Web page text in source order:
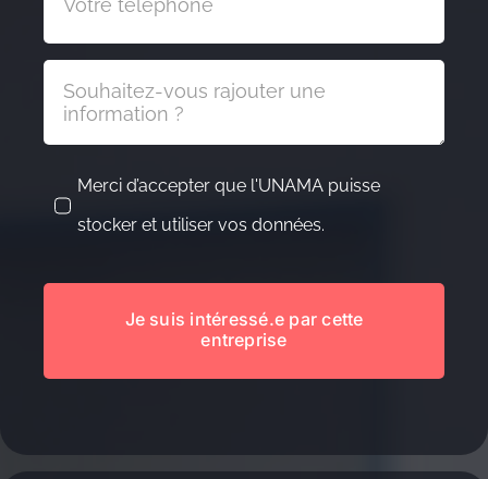
Merci d’accepter que l'UNAMA puisse
stocker et utiliser vos données.
Je suis intéressé.e par cette
entreprise